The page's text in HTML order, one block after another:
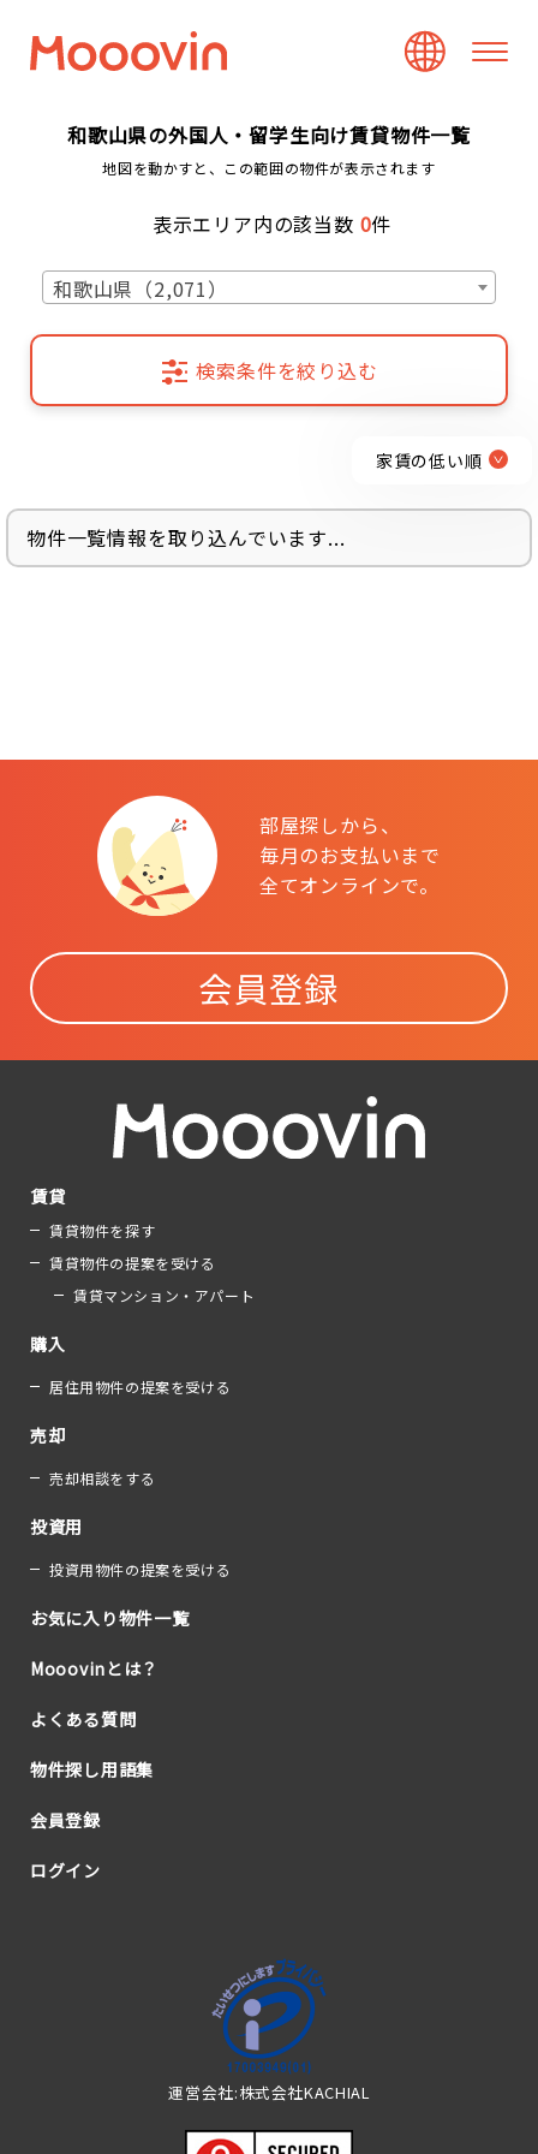
和歌山県の外国人・留学生向け賃貸物件一覧
地図を動かすと、この範囲の物件が表示されます
表示エリア内の該当数 0件
和歌山県（2,071）
検索条件を絞り込む
家賃の低い順
物件一覧情報を取り込んでいます...
部屋探しから、
毎月のお支払いまで
全てオンラインで。
会員登録
賃貸
賃貸物件を探す
賃貸物件の提案を受ける
賃貸マンション・アパート
購入
居住用物件の提案を受ける
売却
売却相談をする
投資用
投資用物件の提案を受ける
お気に入り物件一覧
Mooovinとは？
よくある質問
物件探し用語集
会員登録
ログイン
運営会社:株式会社KACHIAL